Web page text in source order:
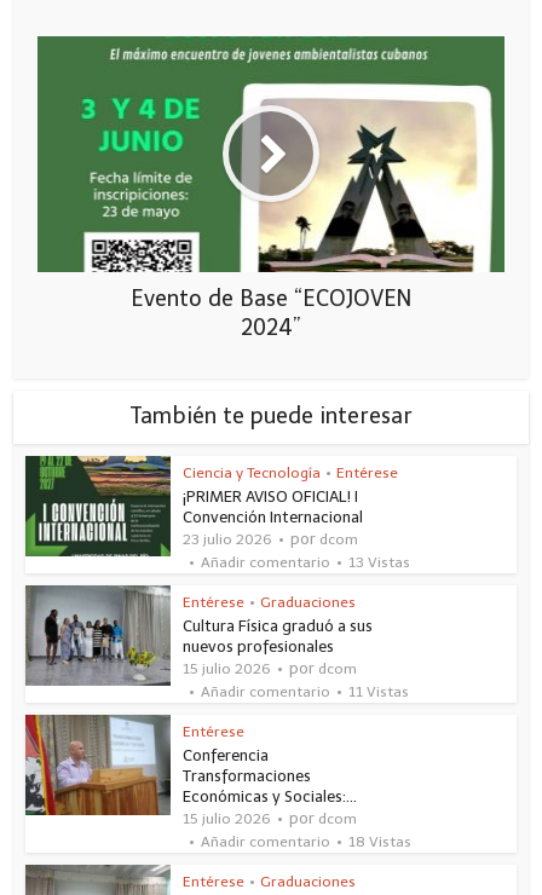
Evento de Base “ECOJOVEN
2024”
También te puede interesar
Ciencia y Tecnología • Entérese
¡PRIMER AVISO OFICIAL! I
Convención Internacional
23 julio 2026 por dcom
Añadir comentario
13 Vistas
Entérese • Graduaciones
Cultura Física graduó a sus
nuevos profesionales
15 julio 2026 por dcom
Añadir comentario
11 Vistas
Entérese
Conferencia
Transformaciones
Económicas y Sociales:...
15 julio 2026 por dcom
Añadir comentario
18 Vistas
Entérese • Graduaciones